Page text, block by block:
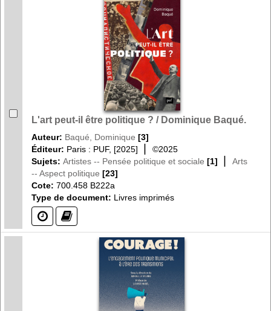
L'art peut-il être politique ? / Dominique Baqué.
Auteur: Baqué, Dominique [3]
Éditeur: Paris : PUF, [2025] |
©2025
Sujets: Artistes -- Pensée politique et sociale [1] |
Arts
-- Aspect politique [23]
Cote: 700.458 B222a
Type de document: Livres imprimés
(?) (?)